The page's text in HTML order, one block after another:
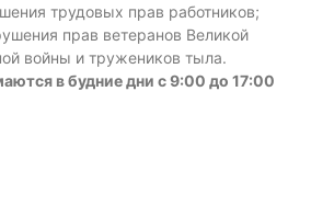
трудовых прав работников;
прав ветеранов Великой
войны и тружеников тыла.
в будние дни с 9:00 до 17:00